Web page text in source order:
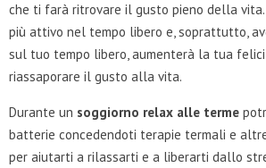
che ti farà ritrovare il gusto pieno della vita.
più attivo nel tempo libero e, soprattutto,
sul tuo tempo libero, aumenterà la tua
riassaporare il gusto alla vita.
Durante un soggiorno relax alle terme
batterie concedendoti terapie termali e
per aiutarti a rilassarti e a liberarti dallo